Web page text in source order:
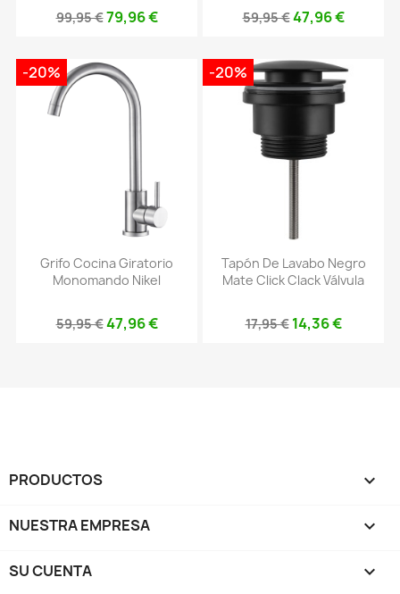
99,95 €79,96 €
59,95 €47,96 €
Grifo Cocina Giratorio
Monomando Nikel
59,95 €47,96 €
-20%
Tapón De Lavabo Negro
Mate Click Clack Válvula
17,95 € 14,36 €
-20%
PRODUCTOS 
NUESTRA EMPRESA 
SU CUENTA 